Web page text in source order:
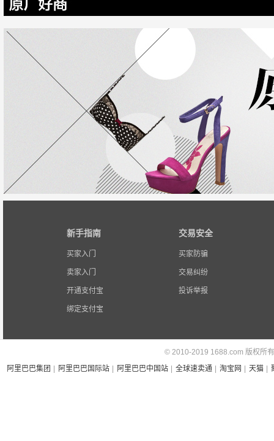
新手指南
买家入门
卖家入门
开通支付宝
绑定支付宝
交易安全
买家防骗
交易纠纷
投诉举报
© 2010-2019 1688.com 版权所有
阿里巴巴集团
阿里巴巴国际站 阿里巴巴中国站 全球速卖通 淘宝网 天猫